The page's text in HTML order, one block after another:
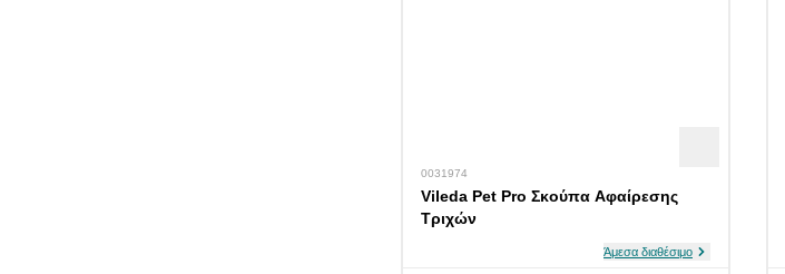
0031974
Vileda Pet Pro Σκούπα Αφαίρεσης
Τριχών
Άμεσα διαθέσιμο